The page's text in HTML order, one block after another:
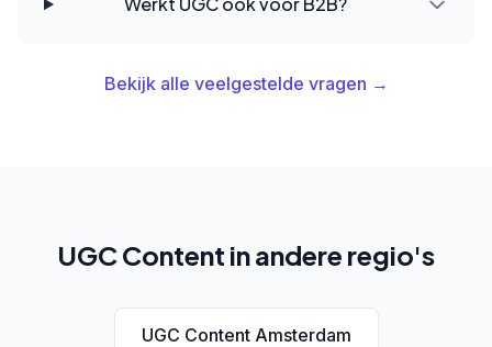
Bekijk alle veelgestelde vragen →
UGC Content in andere regio's
UGC Content Amsterdam